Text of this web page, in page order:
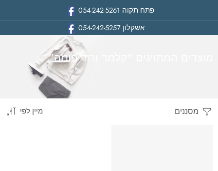
פתח תקוה 054-242-5261
אשקלון054-242-5257
מוצרים המתויגים “קלמר ורוד פומה”
ביתמסננים מיין לפי